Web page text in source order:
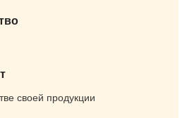
своей продукции